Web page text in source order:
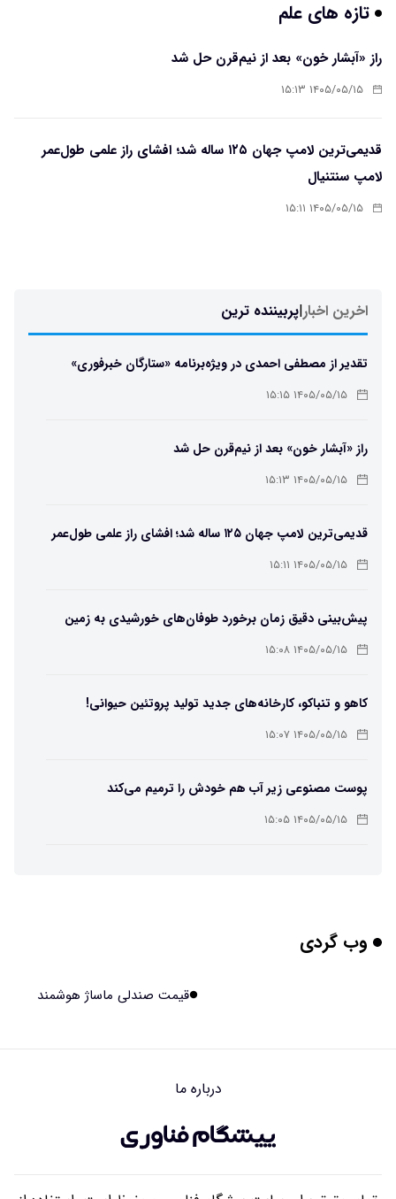
تازه های علم
راز «آبشار خون» بعد از نیم‌قرن حل شد
۱۴۰۵/۰۵/۱۵ ۱۵:۱۳
قدیمی‌ترین لامپ جهان ۱۲۵ ساله شد؛ افشای راز علمی طول‌عمر
لامپ سنتنیال
۱۴۰۵/۰۵/۱۵ ۱۵:۱۱
اخرین اخبار|پربیننده ترین
تقدیر از مصطفی احمدی در ویژه‌برنامه «ستارگان خبرفوری»
۱۴۰۵/۰۵/۱۵ ۱۵:۱۵
راز «آبشار خون» بعد از نیم‌قرن حل شد
۱۴۰۵/۰۵/۱۵ ۱۵:۱۳
قدیمی‌ترین لامپ جهان ۱۲۵ ساله شد؛ افشای راز علمی طول‌عمر
لامپ سنتنیال
۱۴۰۵/۰۵/۱۵ ۱۵:۱۱
پیش‌بینی دقیق زمان برخورد طوفان‌های خورشیدی به زمین
ممکن شد
۱۴۰۵/۰۵/۱۵ ۱۵:۰۸
کاهو و تنباکو، کارخانه‌های جدید تولید پروتئین حیوانی!
۱۴۰۵/۰۵/۱۵ ۱۵:۰۷
پوست مصنوعی زیر آب هم خودش را ترمیم می‌کند
۱۴۰۵/۰۵/۱۵ ۱۵:۰۵
برنج فضایی چین به مرحله برداشت رسید
ایرانی‌ها چقدر از هوش مصنوعی استفاده می‌کنند؟
وب گردی
قیمت صندلی ماساژ هوشمند
درباره ما